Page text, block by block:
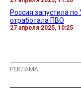
Россия запустила
отработала ПВО
27 апреля 2025, 10:25